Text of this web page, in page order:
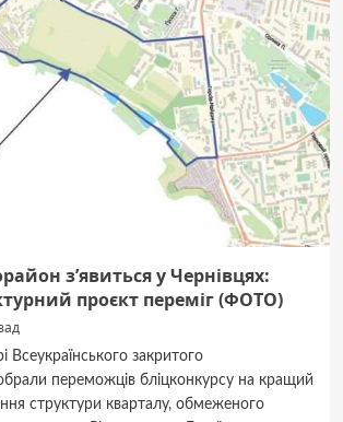
з’явиться у Чернівцях:
проєкт переміг (ФОТО)
Всеукраїнського закритого
переможців бліцконкурсу на кращий
структури кварталу, обмеженого